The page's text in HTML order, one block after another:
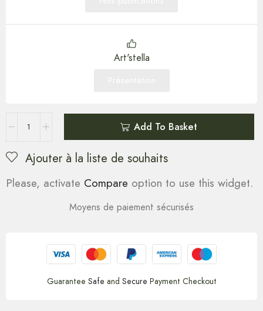
Art'stella
Add To Basket
Ajouter à la liste de souhaits
Please, activate Compare option to use this widget.
Moyens de paiement sécurisés
Guarantee Safe and Secure Payment Checkout